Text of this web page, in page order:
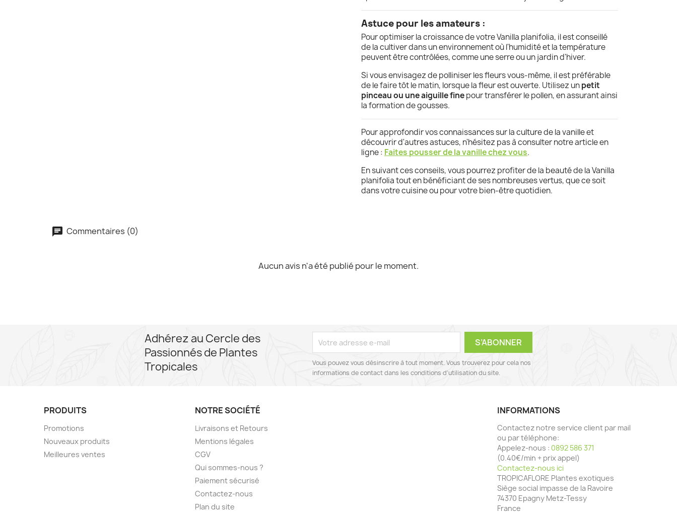
Astuce pour les amateurs :
Pour optimiser la croissance de votre Vanilla planifolia, il est conseillé
de la cultiver dans un environnement où l'humidité et la température
peuvent être contrôlées, comme une serre ou un jardin d'hiver.
Si vous envisagez de polliniser les fleurs vous-même, il est préférable
de le faire tôt le matin, lorsque la fleur est ouverte. Utilisez unpetit
pinceau ou une aiguille finepour transférer le pollen, en assurant ainsi
la formation de gousses.
Pour approfondir vos connaissances sur la culture de la vanille et
découvrir d'autres astuces, n'hésitez pas à consulter notre article en
ligne : Faites pousser de la vanille chez vous.
En suivant ces conseils, vous pourrez profiter de la beauté de la Vanilla
planifolia tout en bénéficiant de ses nombreuses vertus, que ce soit
dans votre cuisine ou pour votre bien-être quotidien.
Commentaires (0)
Aucun avis n'a été publié pour le moment.
Adhérez au Cercle des
Passionnés de Plantes
Tropicales
Vous pouvez vous désinscrire à tout moment. Vous trouverez pour cela nos
informations de contact dans les conditions d'utilisation du site.
PRODUITS
Promotions
Nouveaux produits
Meilleures ventes
NOTRE SOCIÉTÉ
Livraisons et Retours
Mentions légales
CGV
Qui sommes-nous ?
Paiement sécurisé
Contactez-nous
Plan du site
INFORMATIONS
Contactez notre service client par mail
ou par téléphone:
Appelez-nous : 0892 586 371
(0.40€/min + prix appel)
Contactez-nous ici
TROPICAFLORE Plantes exotiques
Siège social impasse de la Ravoire
74370 Epagny Metz-Tessy
France